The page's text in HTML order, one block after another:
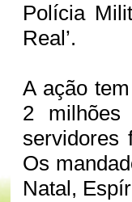
Polícia
Real’.
A ação
2 milhões
servidores
Os
Natal,